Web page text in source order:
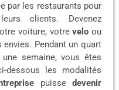
par les restaurants pour
clients. Devenez
voiture, votrevelo ou
Pendant un quart
semaine, vous êtes
dessous les modalités
puissedevenir